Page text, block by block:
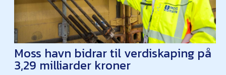
Moss havn bidrar til verdiskaping på
3,29 milliarder kroner